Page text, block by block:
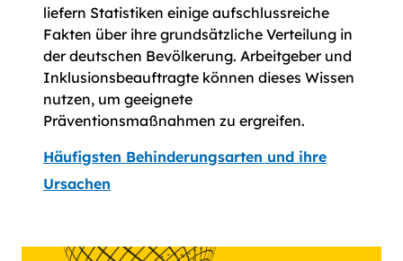
liefern Statistiken einige aufschlussreiche
Fakten über ihre grundsätzliche Verteilung in
der deutschen Bevölkerung. Arbeitgeber und
Inklusionsbeauftragte können dieses Wissen
nutzen, um geeignete
Präventionsmaßnahmen zu ergreifen.
Häufigsten Behinderungsarten und ihre
Ursachen